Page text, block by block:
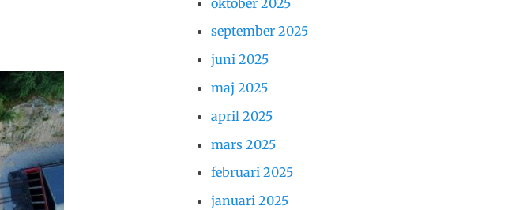
september 2025
juni 2025
maj 2025
april 2025
mars 2025
februari 2025
januari 2025